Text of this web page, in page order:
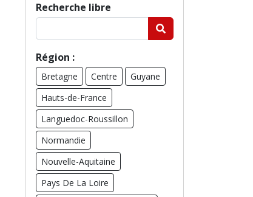
Recherche libre
Région :
Bretagne Centre
Guyane
Hauts-de-France
Languedoc-Roussillon
Normandie
Nouvelle-Aquitaine
Pays De La Loire